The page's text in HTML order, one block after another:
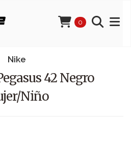
0
Nike
42 Negro
Niño